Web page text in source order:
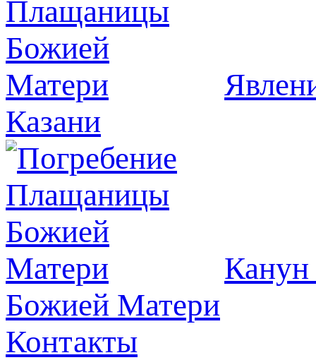
Казани
Канун
Божией Матери
Контакты